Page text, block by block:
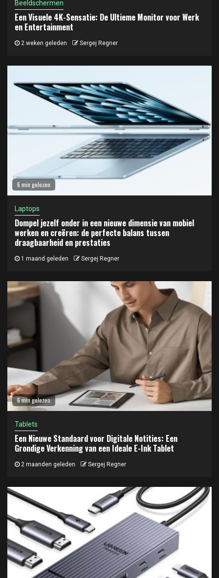
Beeldschermen
Een Visuele 4K-Sensatie: De Ultieme Monitor voor Werk
en Entertainment
2 weken geleden Sergej Regner
6 min gelezen
Laptops
Dompel jezelf onder in een nieuwe dimensie van mobiel
werken en creëren: de perfecte balans tussen
draagbaarheid en prestaties
1 maand geleden Sergej Regner
6 min gelezen
Tablets
Een Nieuwe Standaard voor Digitale Notities: Een
Grondige Verkenning van een Ideale E-Ink Tablet
2 maanden geleden Sergej Regner